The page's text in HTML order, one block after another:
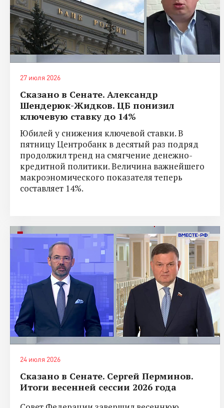
27 июля 2026
Сказано в Сенате. Александр
Шендерюк-Жидков. ЦБ понизил
ключевую ставку до 14%
Юбилей у снижения ключевой ставки. В
пятницу Центробанк в десятый раз подряд
продолжил тренд на смягчение денежно-
кредитной политики. Величина важнейшего
макроэномического показателя теперь
составляет 14%.
24 июля 2026
Сказано в Сенате. Сергей Перминов.
Итоги весенней сессии 2026 года